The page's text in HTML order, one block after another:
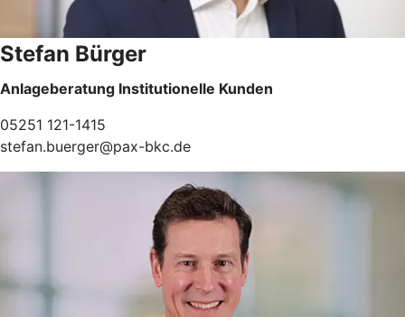
Stefan Bürger
Anlageberatung Institutionelle Kunden
05251 121-1415
stefan.buerger@pax-bkc.de